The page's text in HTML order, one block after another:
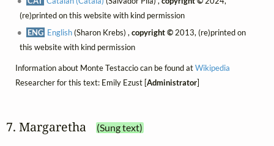
(re)printed on this website with kind permission
ENG English(Sharon Krebs) ,copyright ©2013, (re)printed on
this website with kind permission
Information about Monte Testaccio can be found atWikipedia
Researcher for this text: Emily Ezust [Administrator]
7. Margaretha (Sung text)